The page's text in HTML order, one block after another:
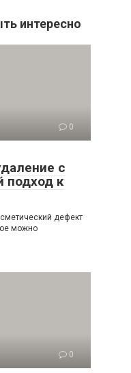
интересно
0
с
подход к
дефект
можно
0